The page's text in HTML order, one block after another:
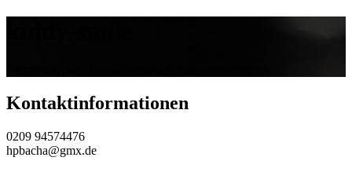
Kontaktinformationen
0209 94574476
hpbacha@gmx.de